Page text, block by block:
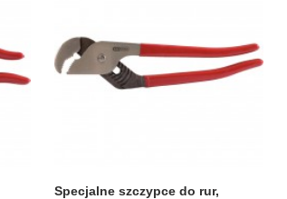
Specjalne szczypce do rur,